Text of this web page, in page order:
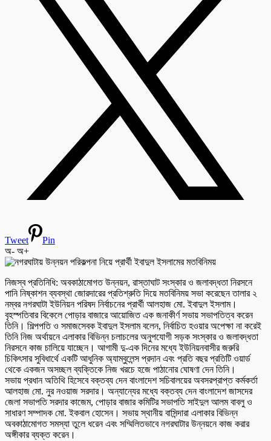
Tweet
Pin
অ- অ+
নিজস্ব প্রতিনিধি: অবকাঠামোগত উন্নয়ন, রাস্তাঘাট সংস্কার ও জলাবদ্ধতা নিরসনে
পানি নিষ্কাশন ব্যবস্থা জোরদারের প্রতিশ্রুতি দিয়ে মতবিনিময় সভা করেছেন তালার ২
নম্বর নগরঘাটা ইউনিয়ন পরিষদ নির্বাচনের প্রার্থী আলহাজ মো. ইবাদুল ইসলাম।
বৃহস্পতিবার বিকেলে পোড়ার বাজারে আয়োজিত এক জনাকীর্ণ সভায় সভাপতিত্ব করেন
তিনি। শিল্পপতি ও সমাজসেবক ইবাদুল ইসলাম বলেন, নির্বাচিত হওয়ার অপেক্ষা না করেই
তিনি নিজ অর্থায়নে এলাকার বিভিন্ন চলাচলের অনুপযোগী সড়ক সংস্কার ও জলাবদ্ধতা
নিরসনে কাজ চালিয়ে যাচ্ছেন। আগামী দু-এক দিনের মধ্যে ইউনিয়নবাসীর জরুরি
চিকিৎসার সুবিধার্থে একটি আধুনিক অ্যাম্বুলেন্স প্রদান এবং প্রতি বছর প্রতিটি ওয়ার্ড
থেকে একজন অসচ্ছল ব্যক্তিকে নিজ খরচে হজে পাঠানোর ঘোষণা দেন তিনি।
সভায় প্রধান অতিথি হিসেবে বক্তব্য দেন বাংলাদেশ সচিবালয়ের অবসরপ্রাপ্ত কর্মকর্তা
আলহাজ মো. নুর নওয়াজ সরদার। অন্যান্যের মধ্যে বক্তব্য দেন বাংলাদেশ জাসদের
জেলা সভাপতি সরদার কাজেম, পোড়ার বাজার কমিটির সভাপতি সাইদুল আলম বাবলু ও
সাধারণ সম্পাদক মো. ইকবাল হোসেন। সভায় স্থানীয় বাসিন্দারা এলাকার বিভিন্ন
অবকাঠামোগত সমস্যা তুলে ধরেন এবং সম্মিলিতভাবে নগরঘাটার উন্নয়নে কাজ করার
অঙ্গীকার ব্যক্ত করেন।